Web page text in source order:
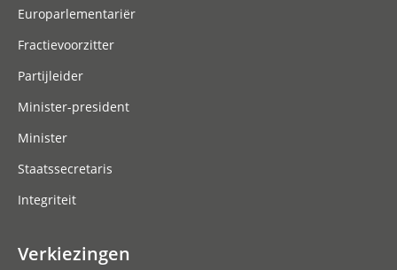
Europarlementariër
Fractievoorzitter
Partijleider
Minister-president
Minister
Staatssecretaris
Integriteit
Verkiezingen